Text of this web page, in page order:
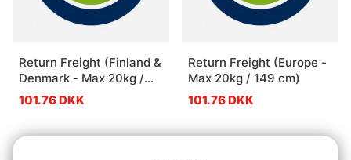
Return Freight (Finland &
Denmark - Max 20kg /
150 cm)
101.76 DKK
Return Freight (Europe -
Max 20kg / 149 cm)
101.76 DKK